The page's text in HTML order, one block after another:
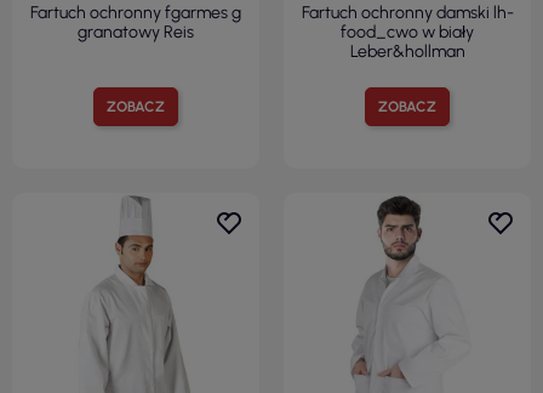
ZOBACZ
Fartuch ochronny fgarmes g
granatowy Reis
ZOBACZ
Fartuch ochronny damski lh-
food_cwo w biały
Leber&hollman